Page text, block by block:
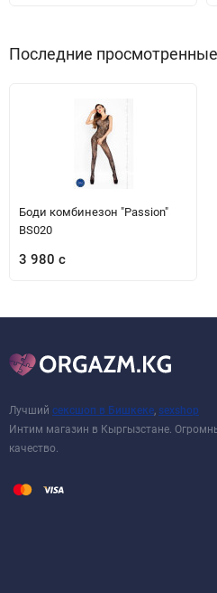
Последние просмотренные
Боди комбинезон "Passion"
BS020
3 980 с
Лучший сексшоп в Бишкеке sexshop
Интим магазин в Кыргызстане.
качество.